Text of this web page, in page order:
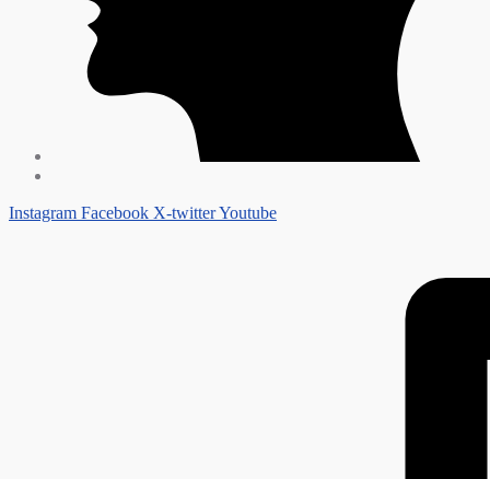
Instagram Facebook X-twitterYoutube